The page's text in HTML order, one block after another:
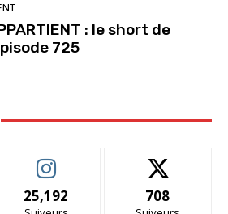
: le short de
725
25,192 708